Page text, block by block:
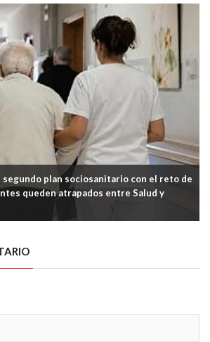
plan sociosanitario con el reto de
queden atrapados entre Salud y